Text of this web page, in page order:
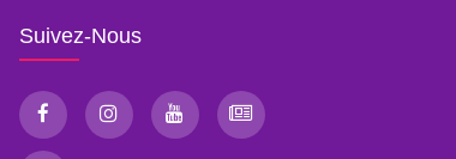
Suivez-Nous